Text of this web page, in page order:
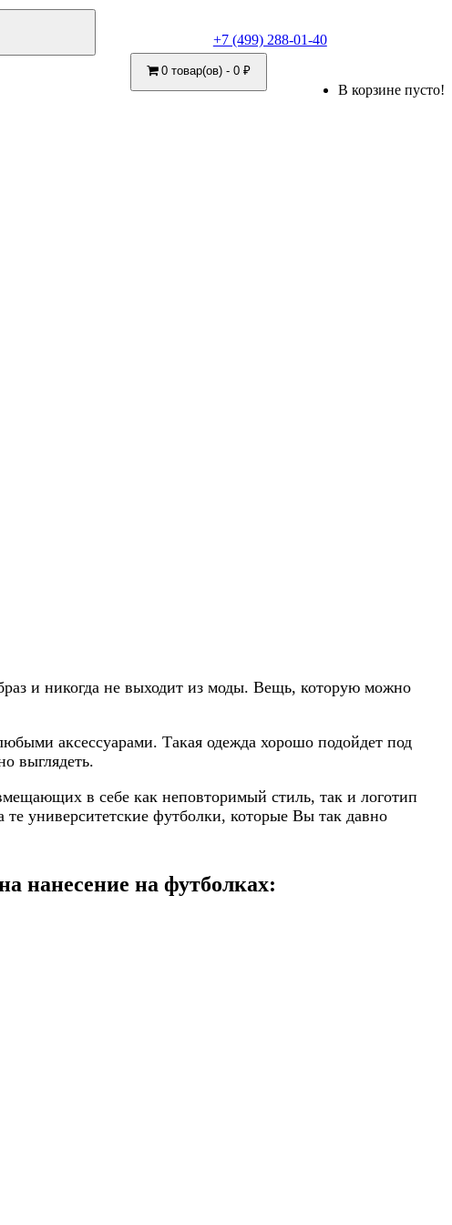
+7 (499) 288-01-40
0 товар(ов) - 0 ₽
В корзине пусто!
и никогда не выходит из моды. Вещь, которую можно
аксессуарами. Такая одежда хорошо подойдет под
выглядеть.
в себе как неповторимый стиль, так и логотип
университетские футболки, которые Вы так давно
нанесение на футболках: